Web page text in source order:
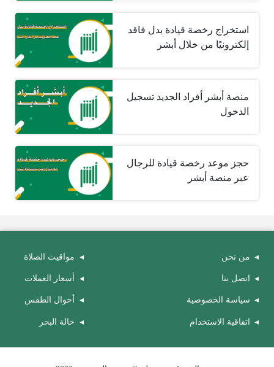
استخراج رخصة قيادة بدل فاقد
إلكترونيًا من خلال أبشر
منصة أبشر أفراد الجديد تسجيل
الدخول
حجز موعد رخصة قيادة للرجال
عبر منصة أبشر
من نحن
اتصل بنا
سياسة الخصوصية
اتفاقية الاستخدام
مواقيت الصلاة
أسعار العملات
أحوال الطقس
حالة البحر